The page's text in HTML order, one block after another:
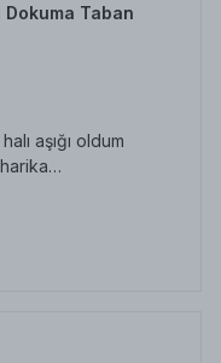
Taban
aşığı oldum
harika…